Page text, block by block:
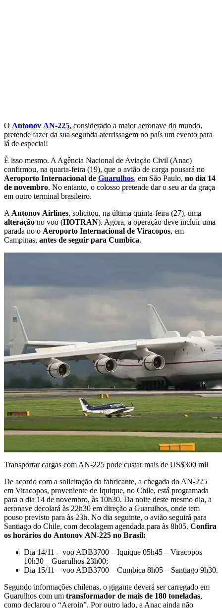
O Antonov AN-225, considerado a maior aeronave do mundo,
pretende fazer da sua segunda aterrissagem no país um evento para
lá de especial!
É isso mesmo. A Agência Nacional de Aviação Civil (Anac)
confirmou, na quarta-feira (19), que o avião de carga pousará no
Aeroporto Internacional de Guarulhos, em São Paulo, no dia 14
de novembro. No entanto, o colosso pretende dar o seu ar da graça
em outro terminal brasileiro.
A Antonov Airlines, solicitou, na última quinta-feira (27), uma
alteração no voo (HOTRAN). Agora, a operação deve incluir uma
parada no o Aeroporto Internacional de Viracopos, em
Campinas, antes de seguir para Cumbica.
Transportar cargas com AN-225 pode custar mais de US$300 mil
De acordo com a solicitação da fabricante, a chegada do AN-225
em Viracopos, proveniente de Iquique, no Chile, está programada
para o dia 14 de novembro, às 10h30. Da noite deste mesmo dia, a
aeronave decolará às 22h30 em direção a Guarulhos, onde tem
pouso previsto para às 23h. No dia seguinte, o avião seguirá para
Santiago do Chile, com decolagem agendada para às 8h05. Confira
os horários do Antonov AN-225 no Brasil:
Dia 14/11 – voo ADB3700 – Iquique 05h45 – Viracopos
10h30 – Guarulhos 23h00;
Dia 15/11 – voo ADB3700 – Cumbica 8h05 – Santiago 9h30.
Segundo informações chilenas, o gigante deverá ser carregado em
Guarulhos com um transformador de mais de 180 toneladas,
como declarou o “Aeroin”. Por outro lado, a Anac ainda não